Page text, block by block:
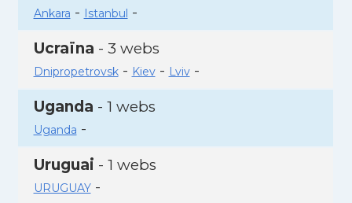
Ankara - Istanbul -
Ucraïna - 3 webs
Dnipropetrovsk- Kiev- Lviv-
Uganda - 1 webs
Uganda -
Uruguai - 1 webs
URUGUAY-